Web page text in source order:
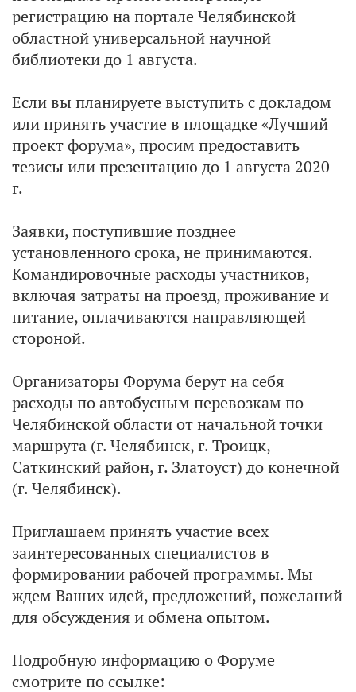
регистрацию на портале Челябинской
областной универсальной научной
библиотеки до 1 августа.
Если вы планируете выступить с докладом
или принять участие в площадке «Лучший
проект форума», просим предоставить
тезисы или презентацию до 1 августа 2020
г.
Заявки, поступившие позднее
установленного срока, не принимаются.
Командировочные расходы участников,
включая затраты на проезд, проживание и
питание, оплачиваются направляющей
стороной.
Организаторы Форума берут на себя
расходы по автобусным перевозкам по
Челябинской области от начальной точки
маршрута (г. Челябинск, г. Троицк,
Саткинский район, г. Златоуст) до конечной
(г. Челябинск).
Приглашаем принять участие всех
заинтересованных специалистов в
формировании рабочей программы. Мы
ждем Ваших идей, предложений, пожеланий
для обсуждения и обмена опытом.
Подробную информацию о Форуме
смотрите по ссылке: